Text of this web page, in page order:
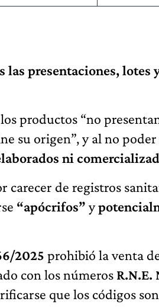
las presentaciones, lotes
productos “no
su origen”, y al no
ni
carecer de registros
“apócrifos” y
2025 prohibió la venta
con los números R.N.E.
que los códigos son